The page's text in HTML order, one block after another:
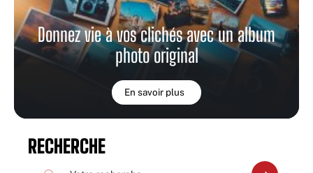
Donnez vie à vos clichés avec un album
photo original
En savoir plus
RECHERCHE